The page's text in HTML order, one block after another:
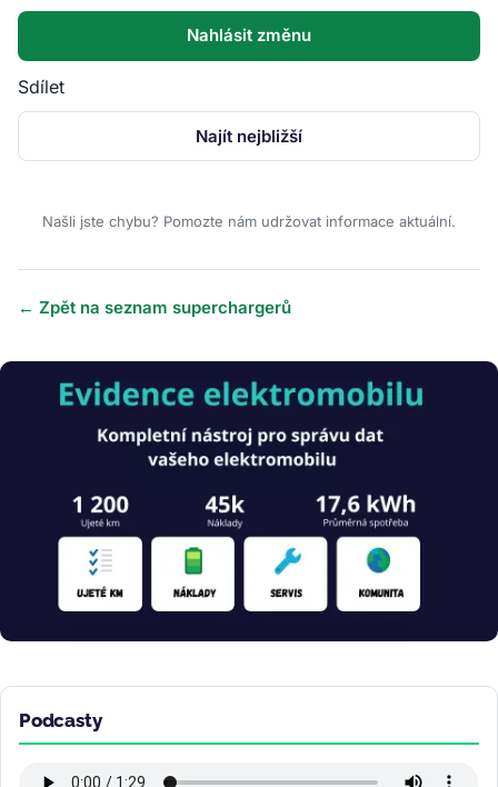
Nahlásit změnu
Sdílet
Najít nejbližší
Našli jste chybu? Pomozte nám udržovat informace aktuální.
← Zpět na seznam superchargerů
Obrázek
Podcasty